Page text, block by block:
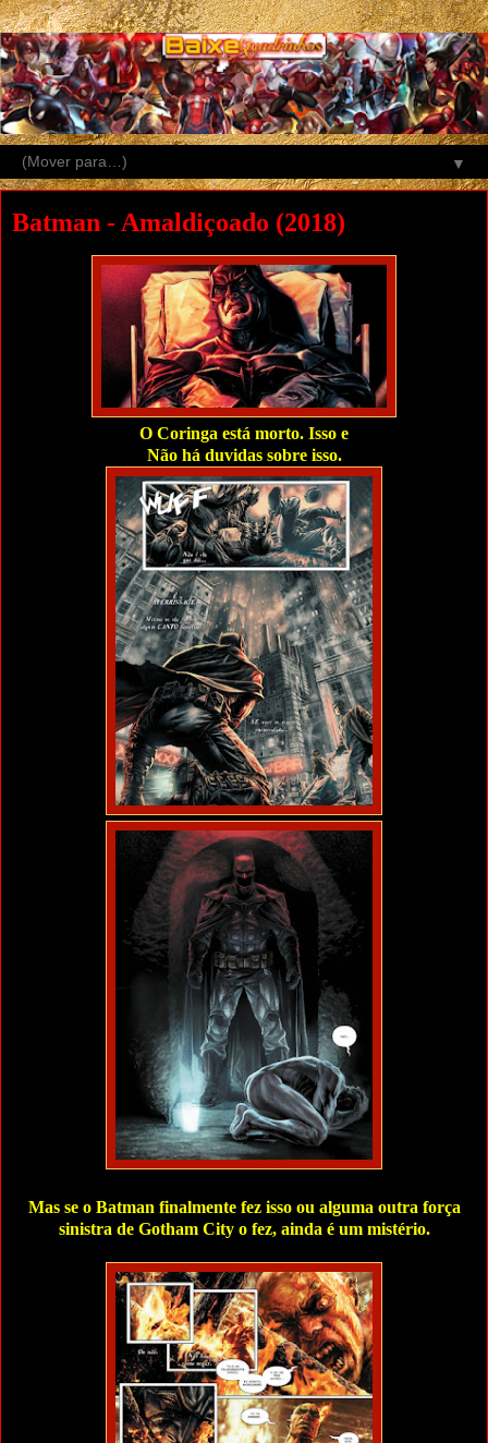
▼
Batman - Amaldiçoado (2018)
O Coringa está morto. Isso e
Não há duvidas sobre isso.
Mas se o Batman finalmente fez isso ou alguma outra força
sinistra de Gotham City o fez, ainda é um mistério.